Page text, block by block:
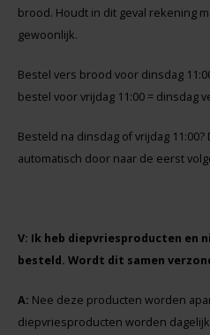
Boeken
Overig
De Bron
Dijksterhuis Teffvolkoren
Doves Farm
Guto's
Hammermühle
brood. Houdt in dit geval rekening
gewoonlijk.
Bestel vers brood voor dinsdag
bestel voor vrijdag 11:00 = dinsdag
Besteld na dinsdag of vrijdag
automatisch door naar de eerst
V: Ik heb diepvriesproducten en
besteld. Wordt dit samen
A: Nee deze producten worden
diepvriesproducten worden